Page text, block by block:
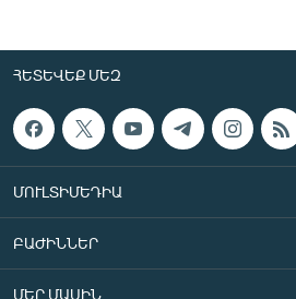
ՀԵՏԵՎԵՔ ՄԵԶ
ՄՈՒԼՏԻՄԵԴԻԱ
ԲԱԺԻՆՆԵՐ
ՄԵՐ ՄԱՍԻՆ